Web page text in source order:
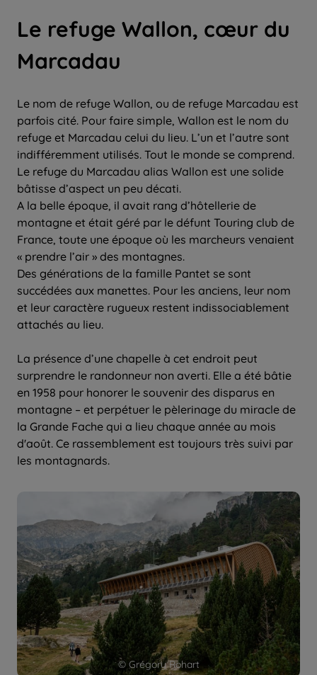
© Grégory Rohart
Le refuge Wallon, cœur du
Marcadau
Le nom de refuge Wallon, ou de refuge Marcadau est
parfois cité. Pour faire simple, Wallon est le nom du
refuge et Marcadau celui du lieu. L’un et l’autre sont
indifféremment utilisés. Tout le monde se comprend.
Le refuge du Marcadau alias Wallon est une solide
bâtisse d’aspect un peu décati.
A la belle époque, il avait rang d’hôtellerie de
montagne et était géré par le défunt Touring club de
France, toute une époque où les marcheurs venaient
« prendre l’air » des montagnes.
Des générations de la famille Pantet se sont
succédées aux manettes. Pour les anciens, leur nom
et leur caractère rugueux restent indissociablement
attachés au lieu.
La présence d’une chapelle à cet endroit peut
surprendre le randonneur non averti. Elle a été bâtie
en 1958 pour honorer le souvenir des disparus en
montagne – et perpétuer le pèlerinage du miracle de
la Grande Fache qui a lieu chaque année au mois
d'août. Ce rassemblement est toujours très suivi par
les montagnards.